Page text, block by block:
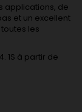
applications, de
et un excellent
les
1S à partir de